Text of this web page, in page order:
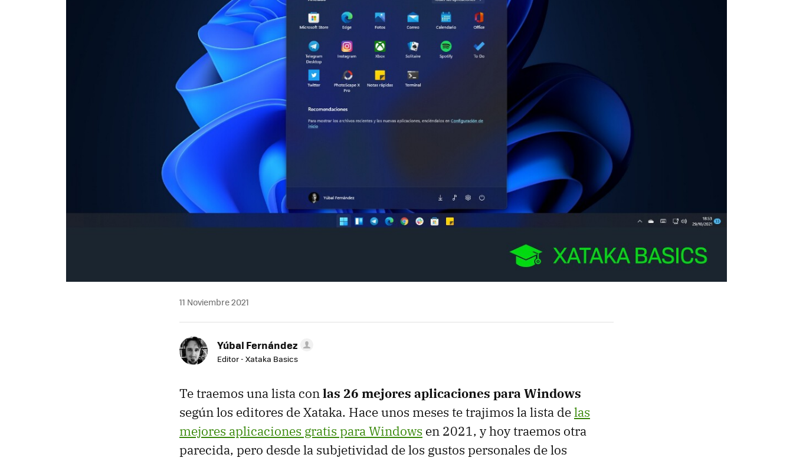
11 Noviembre 2021
Yúbal Fernández
Editor - Xataka Basics
Te traemos una lista conlas 26 mejores aplicaciones para Windows
según los editores de Xataka. Hace unos meses te trajimos la lista delas
mejores aplicaciones gratis para Windows en 2021, y hoy traemos otra
parecida, pero desde la subjetividad de los gustos personales de los